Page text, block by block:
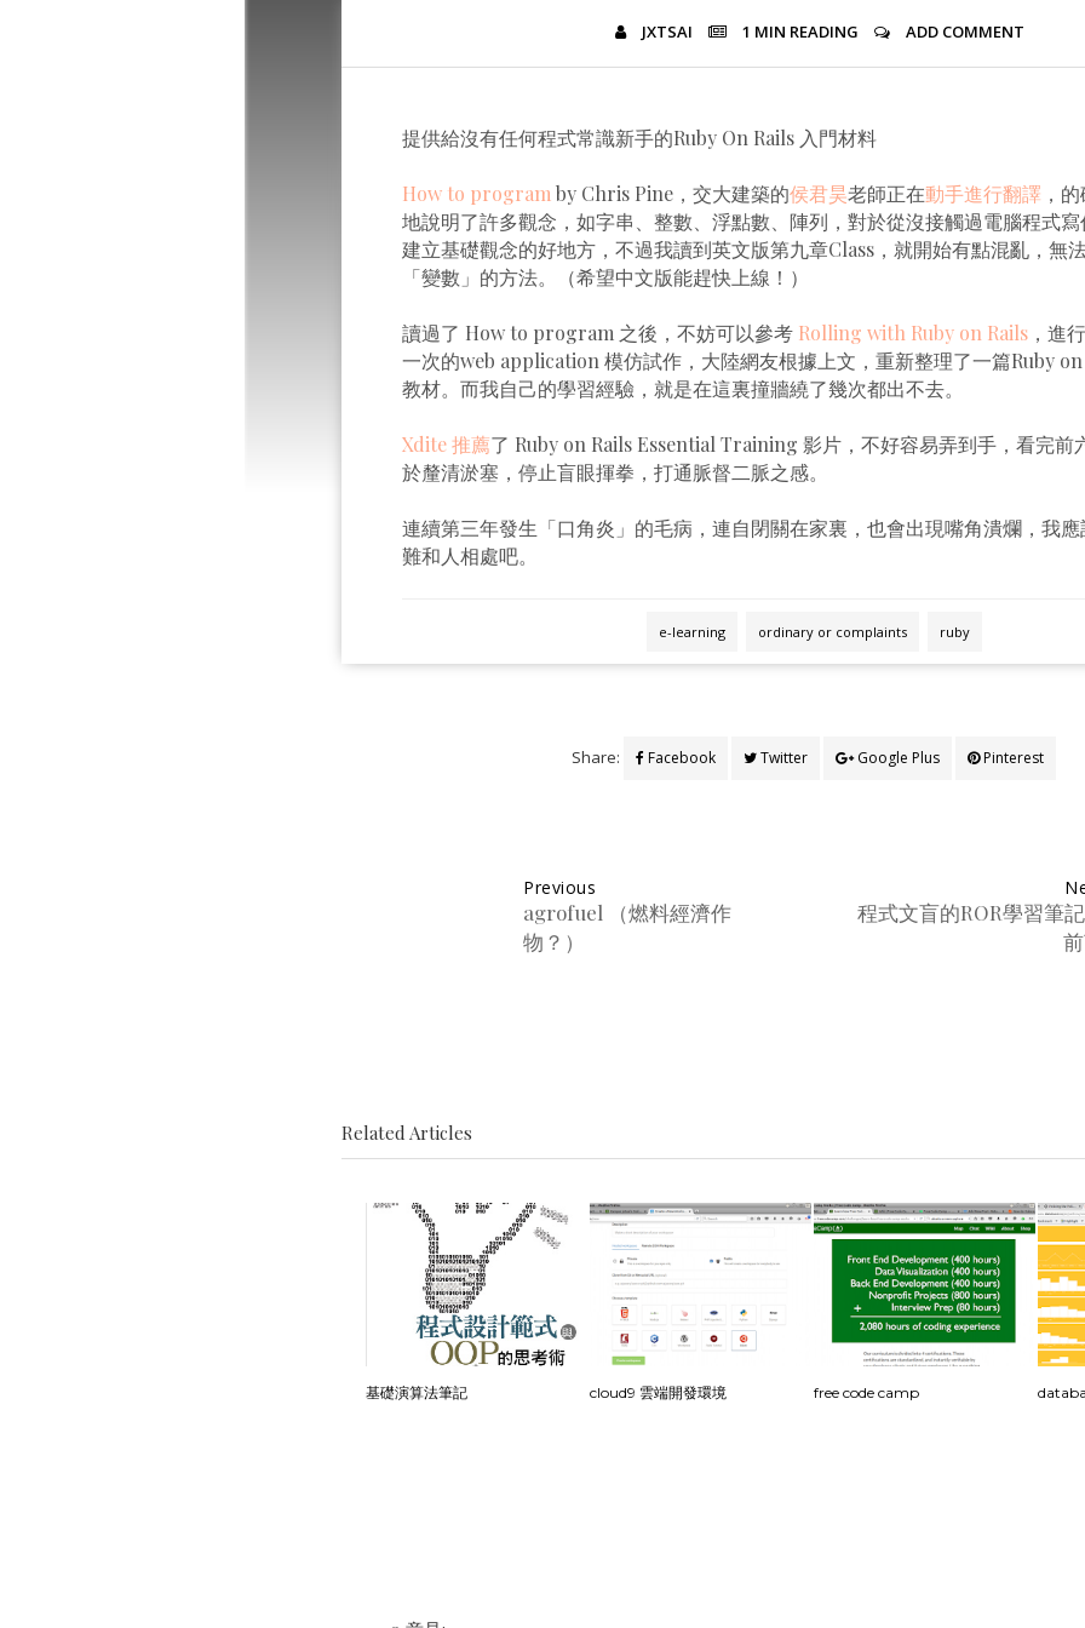
JXTSAI 1 MIN READING ADD COMMENT
提供給沒有任何程式常識新手的Ruby On Rails 入門材料
How to program by Chris Pine，交大建築的侯君昊老師正在動手進行翻譯 ，
地說明了許多觀念，如字串、整數、浮點數、陣列，對於從沒接觸過電腦程式
建立基礎觀念的好地方，不過我讀到英文版第九章Class，就開始有點混亂，無
「變數」的方法。（希望中文版能趕快上線！）
讀過了 How to program 之後，不妨可以參考 Rolling with Ruby on Rails ，進
一次的web application 模仿試作，大陸網友根據上文，重新整理了一篇Ruby
教材。而我自己的學習經驗，就是在這裏撞牆繞了幾次都出不去。
Xdite 推薦了 Ruby on Rails Essential Training 影片，不好容易弄到手，看完前
於釐清淤塞，停止盲眼揮拳，打通脈督二脈之感。
連續第三年發生「口角炎」的毛病，連自閉關在家裏，也會出現嘴角潰爛，我
難和人相處吧。
e-learning ordinary or complaints ruby
Share: Facebook Twitter Google Plus Pinterest
程式文盲的ROR學習筆
Previous
agrofuel （燃料經濟作
物？）
Related Articles
基礎演算法筆記 cloud9 雲端開發環境 free code camp